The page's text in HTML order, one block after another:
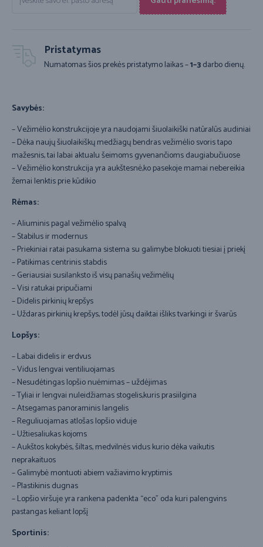
Pristatymas
Numatomas šios prekės pristatymo laikas –1–3darbo dienų.
Savybės:
– Vežimėlio konstrukcijoje yra naudojami šiuolaikiški natūralūs audiniai
– Dėka naujų šiuolaikiškų medžiagų bendras vežimėlio svoris tapo
mažesnis, tai labai aktualu šeimoms gyvenančioms daugiabučiuose
– Vežimėlio konstrukcija yra aukštesnė,ko pasekoje mamai nebereikia
žemai lenktis prie kūdikio
Rėmas:
– Aliuminis pagal vežimėlio spalvą
– Stabilus ir modernus
– Priekiniai ratai pasukama sistema su galimybe blokuoti tiesiai į priekį
– Patikimas centrinis stabdis
– Geriausiai susilanksto iš visų panašių vežimėlių
– Visi ratukai pripučiami
– Didelis pirkinių krepšys
– Uždaras pirkinių krepšys, todėl jūsų daiktai išliks tvarkingi ir švarūs
Lopšys:
– Labai didelis ir erdvus
– Vidus lengvai ventiliuojamas
– Nesudėtingas lopšio nuėmimas – uždėjimas
– Tyliai ir lengvai nuleidžiamas stogelis,kuris prasiilgina
– Atsegamas panoraminis langelis
– Reguliuojamas atlošas lopšio viduje
– Užtiesaliukas kojoms
– Aukštos kokybės, šiltas, medvilnės vidus kurio dėka vaikutis
neprakaituos
– Galimybė montuoti abiem važiavimo kryptimis
– Plastikinis dugnas
– Lopšio viršuje yra rankena padenkta “eco” oda kuri palengvins
pastangas keliant lopšį
Sportinis: